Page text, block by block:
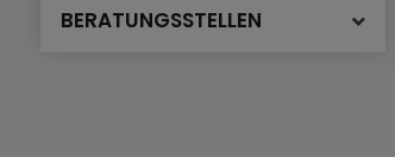
BERATUNGSSTELLEN